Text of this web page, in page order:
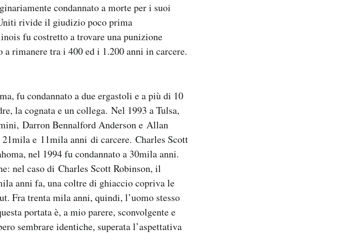
condannato a morte per i suoi
rivide il giudizio poco prima
fu costretto a trovare una punizione
rimanere tra i 400 ed i 1.200 anni in carcere.
fu condannato a due ergastoli e a più di 10
la cognata e un collega. Nel 1993 a Tulsa,
Darron Bennalford Anderson e Allan
e 11mila anni di carcere. Charles Scott
nel 1994 fu condannato a 30mila anni.
nel caso di Charles Scott Robinson, il
anni fa, una coltre di ghiaccio copriva le
Fra trenta mila anni, quindi, l’uomo stesso
portata è, a mio parere, sconvolgente e
sembrare identiche, superata l’aspettativa